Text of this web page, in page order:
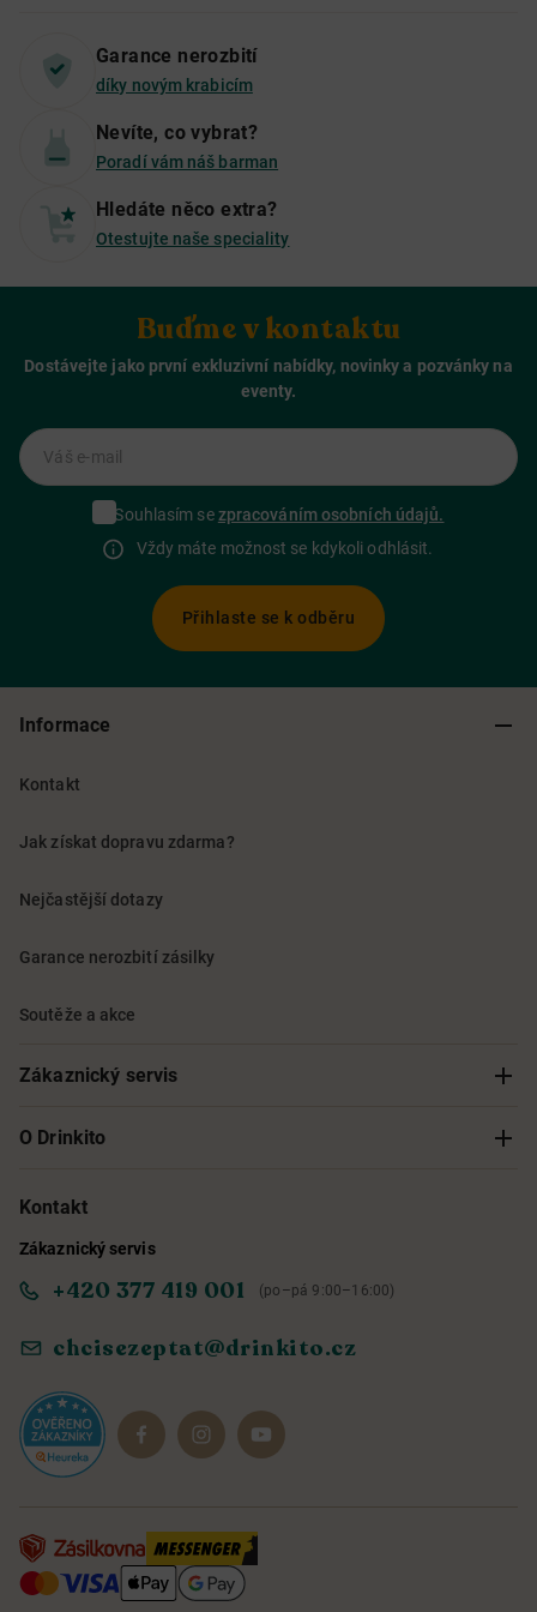
Garance nerozbití
díky novým krabicím
Nevíte, co vybrat?
Poradí vám náš barman
Hledáte něco extra?
Otestujte naše speciality
Buďme v kontaktu
Dostávejte jako první exkluzivní nabídky, novinky a pozvánky na
eventy.
Váš e-mail
Souhlasím sezpracováním osobních údajů.
Vždy máte možnost se kdykoli odhlásit.
Přihlaste se k odběru
Informace
Kontakt
Jak získat dopravu zdarma?
Nejčastější dotazy
Garance nerozbití zásilky
Soutěže a akce
Zákaznický servis
Sledování objednávky
Obchodní podmínky
Ochrana osobních údajů
Reklamace a vrácení
O Drinkito
O nás
Informace o přístupnosti služby
Dárkové sady
Kontakt
Zákaznický servis
+420 377 419 001 (po–pá 9:00–16:00)
chcisezeptat@drinkito.cz